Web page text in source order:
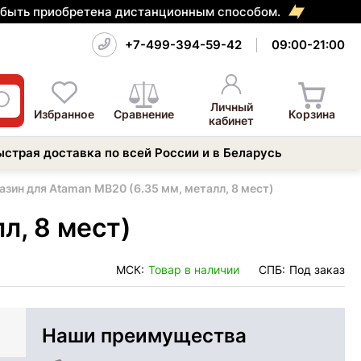
приобретена дистанционным способом.
+7-499-394-59-42 09:00-21:00
Избранное Сравнение
Личный
кабинет
Корзина
доставка по всей России и в Беларусь
для Ataman MB20 (6.35 мм, металл, 8 мест)
8 мест)
МСК: Товар в наличии СПБ: Под заказ
Наши преимущества